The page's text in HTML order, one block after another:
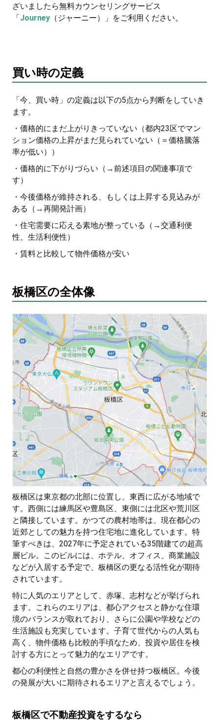
ざいましたら無料カウンセリングサービス
「 Journey （ジャーニー）」をご利用ください。
買い時の定義
「今、買い時」の定義は以下の5点から判断をしていき
ます。
・価格的にまだ上がりきっていない（都内23区でマン
ション価格の上昇がまだ見られていない（＝価格騰落
率が低い））
・価格的に下がりづらい（→前述項目の関連事項で
す）
・今後価格が維持される、もしくは上昇する見込みが
ある（→再開発計画）
・住宅需要に応える素地が整っている（→交通利便
性、生活利便性）
・賃料と比較して物件価格が安い
板橋区の全体像
板橋区は東京都の北部に位置し、東西に広がる地域で
す。西側には練馬区や豊島区、東側には北区や荒川区
と隣接しています。かつての農村地帯は、現在都心の
近郊としての魅力を持つ住宅地に進化しています。特
筆すべきは、2027年に予定されている35階建ての超高
層ビル。このビルには、ホテル、オフィス、商業施設
などが入居する予定で、板橋区の更なる活性化が期待
されています。
特に人気のエリアとして、赤塚、志村などが挙げられ
ます。これらのエリアは、都心アクセスと静かな住環
境のバランスが取れており、さらに公園や学校などの
生活施設も充実しています。子育て世代からの人気も
高く、物件価格も比較的手頃なため、投資や居住を検
討する方にとって魅力的なエリアです。
都心の利便性と自然の豊かさを併せ持つ板橋区。今後
の発展が大いに期待されるエリアと言えるでしょう。
板橋区で不動産投資をするなら